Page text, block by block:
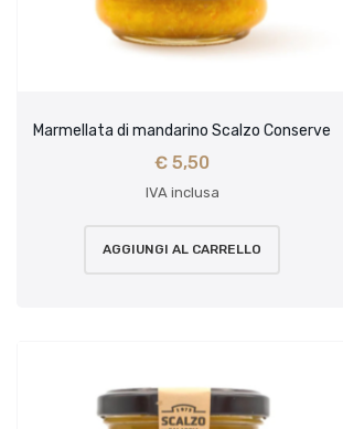
Marmellata di mandarino Scalzo Conserve
€ 5,50
IVA inclusa
AGGIUNGI AL CARRELLO